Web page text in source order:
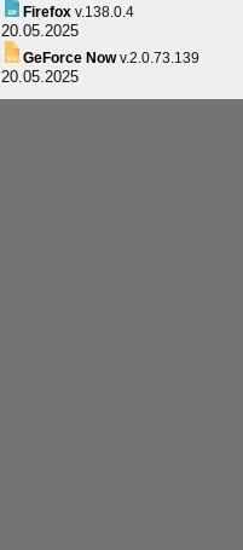
Firefox v.138.0.4
20.05.2025
GeForce Nowv.2.0.73.139
20.05.2025